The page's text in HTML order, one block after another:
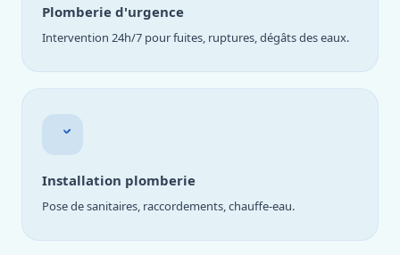
Plomberie d'urgence
Intervention 24h/7 pour fuites, ruptures, dégâts des eaux.
Installation plomberie
Pose de sanitaires, raccordements, chauffe-eau.